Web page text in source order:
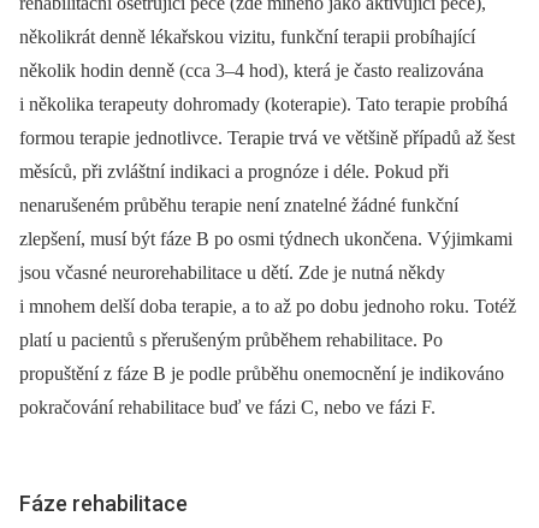
několikrát denně lékařskou vizitu, funkční terapii probíhající
několik hodin denně (cca 3–4 hod), která je často realizována
i několika terapeuty dohromady (koterapie). Tato terapie probíhá
formou terapie jednotlivce. Terapie trvá ve většině případů až šest
měsíců, při zvláštní indikaci a prognóze i déle. Pokud při
nenarušeném průběhu terapie není znatelné žádné funkční
zlepšení, musí být fáze B po osmi týdnech ukončena. Výjimkami
jsou včasné neurorehabilitace u dětí. Zde je nutná někdy
i mnohem delší doba terapie, a to až po dobu jednoho roku. Totéž
platí u pacientů s přerušeným průběhem rehabilitace. Po
propuštění z fáze B je podle průběhu onemocnění je indikováno
pokračování rehabilitace buď ve fázi C, nebo ve fázi F.
Fáze rehabilitace